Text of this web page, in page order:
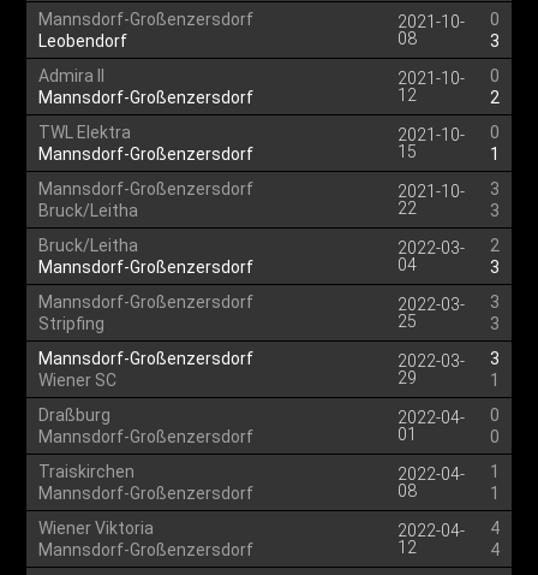
Mannsdorf-Großenzersdorf
Leobendorf
2021-10-
08
0
3
Admira II
Mannsdorf-Großenzersdorf
2021-10-
12
0
2
TWL Elektra
Mannsdorf-Großenzersdorf
2021-10-
15
0
1
Mannsdorf-Großenzersdorf
Bruck/Leitha
2021-10-
22
3
3
Bruck/Leitha
Mannsdorf-Großenzersdorf
2022-03-
04
2
3
Mannsdorf-Großenzersdorf
Stripfing
2022-03-
25
3
3
Mannsdorf-Großenzersdorf
Wiener SC
2022-03-
29
3
1
Draßburg
Mannsdorf-Großenzersdorf
2022-04-
01
0
0
Traiskirchen
Mannsdorf-Großenzersdorf
2022-04-
08
1
1
Wiener Viktoria
Mannsdorf-Großenzersdorf
2022-04-
12
4
4